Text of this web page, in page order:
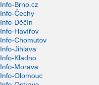
Info-Brno.cz
Info-Čechy
Info-Děčín
Info-Havířov
Info-Chomutov
Info-Jihlava
Info-Kladno
Info-Morava
Info-Olomouc